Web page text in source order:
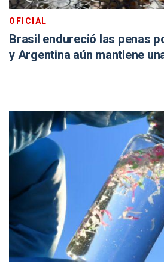
OFICIAL
Brasil endureció las penas
y Argentina aún mantiene